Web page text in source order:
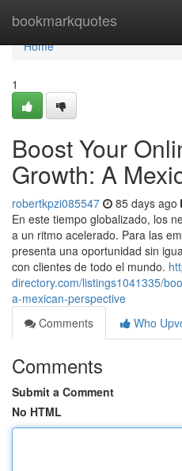
bookmarkquotes
Home
Home
1
Boost Your
Growth: A
robertkpzi085547 85 days ago
En este tiempo globalizado, los
a un ritmo acelerado. Para las
presenta una oportunidad sin
con clientes de todo el mundo.
directory.com/listings1041335/
a-mexican-perspective
Comments
Who
Comments
Submit a Comment
No HTML